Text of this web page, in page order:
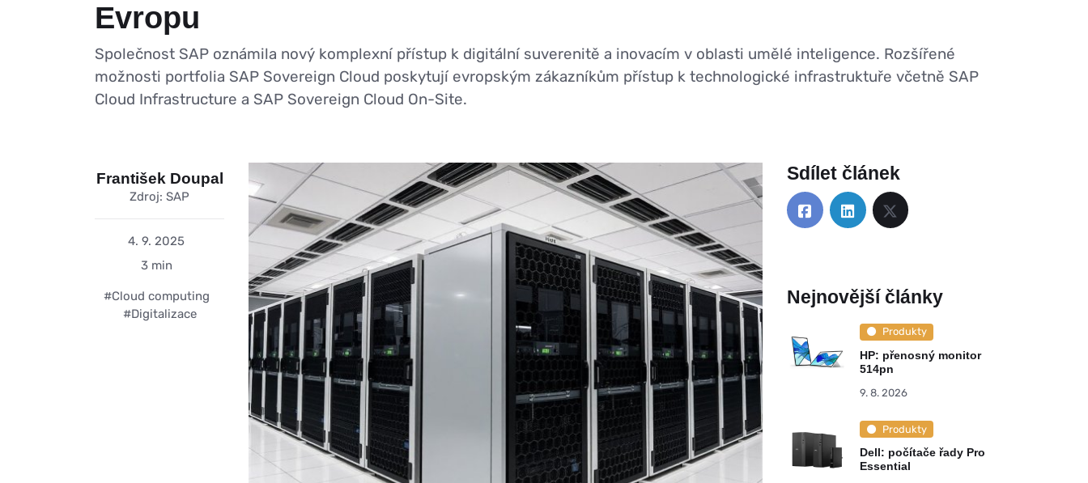
Evropu
Společnost SAP oznámila nový komplexní přístup k digitální suverenitě a inovacím v oblasti umělé inteligence. Rozšířené
možnosti portfolia SAP Sovereign Cloud poskytují evropským zákazníkům přístup k technologické infrastruktuře včetně SAP
Cloud Infrastructure a SAP Sovereign Cloud On-Site.
František Doupal
Zdroj: SAP
4. 9. 2025
3 min
#Cloud computing
#Digitalizace
Sdílet článek
Nejnovější články
Produkty
HP: přenosný monitor
514pn
9. 8. 2026
Produkty
Dell: počítače řady Pro
Essential